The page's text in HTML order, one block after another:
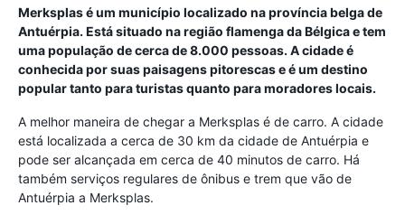
Merksplas é um município localizado na província belga de
Antuérpia. Está situado na região flamenga da Bélgica e tem
uma população de cerca de 8.000 pessoas. A cidade é
conhecida por suas paisagens pitorescas e é um destino
popular tanto para turistas quanto para moradores locais.
A melhor maneira de chegar a Merksplas é de carro. A cidade
está localizada a cerca de 30 km da cidade de Antuérpia e
pode ser alcançada em cerca de 40 minutos de carro. Há
também serviços regulares de ônibus e trem que vão de
Antuérpia a Merksplas.